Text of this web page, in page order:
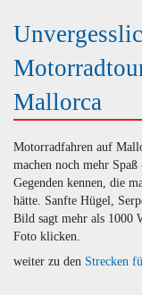
Mallorca
Motorradfahren auf
machen noch mehr
Gegenden kennen, die
hätte. Sanfte Hügel,
Bild sagt mehr als 1000
Foto klicken.
weiter zu den Strecken